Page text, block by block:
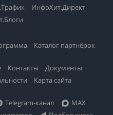
ИнфоХит.Директ
Каталог партнёрок
Контакты
Документы
Карта сайта
Telegram-канал
MAX